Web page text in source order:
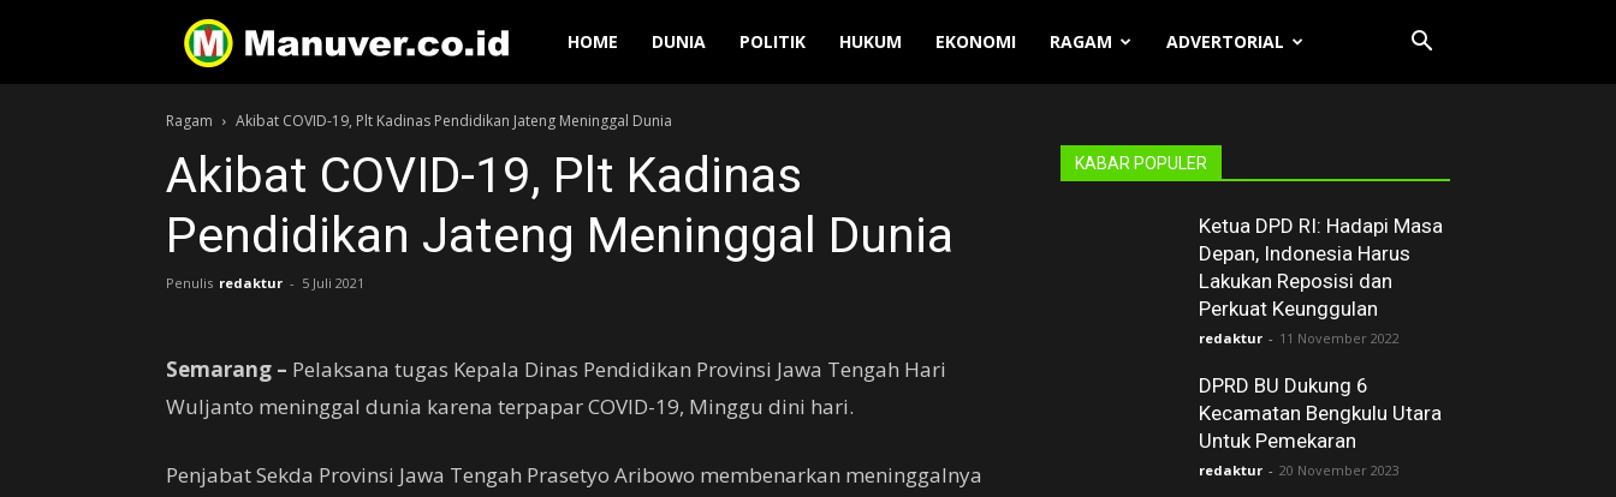
Manuver
HOME DUNIA POLITIK HUKUM EKONOMI RAGAM ADVERTORIAL
Ragam Akibat COVID-19, Plt Kadinas Pendidikan Jateng Meninggal Dunia
Akibat COVID-19, Plt Kadinas
Pendidikan Jateng Meninggal Dunia
Penulis redaktur - 5 Juli 2021
Semarang – Pelaksana tugas Kepala Dinas Pendidikan Provinsi Jawa Tengah Hari
Wuljanto meninggal dunia karena terpapar COVID-19, Minggu dini hari.
Penjabat Sekda Provinsi Jawa Tengah Prasetyo Aribowo membenarkan meninggalnya
KABAR POPULER
Ketua DPD RI: Hadapi Masa
Depan, Indonesia Harus
Lakukan Reposisi dan
Perkuat Keunggulan
redaktur - 11 November 2022
DPRD BU Dukung 6
Kecamatan Bengkulu Utara
Untuk Pemekaran
redaktur - 20 November 2023